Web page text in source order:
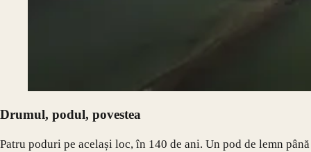
Drumul, podul, povestea
Patru poduri pe același loc, în 140 de ani. Un pod de lemn până